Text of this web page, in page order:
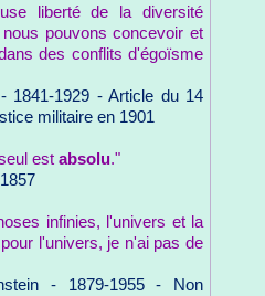
liberté de la diversité
pouvons concevoir et
des conflits d'égoïsme
1841-1929 - Article du 14
militaire en 1901
est absolu."
infinies, l'univers et la
l'univers, je n'ai pas de
- 1879-1955 - Non